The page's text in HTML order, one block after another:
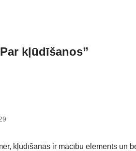
kļūdīšanos”
kļūdīšanās ir mācību elements un